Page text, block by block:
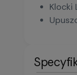
Klocki